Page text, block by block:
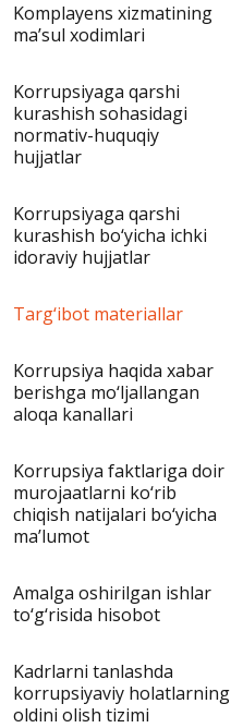
Komplayens xizmatining
maʼsul xodimlari
Korrupsiyaga qarshi
kurashish sohasidagi
normativ-huquqiy
hujjatlar
Korrupsiyaga qarshi
kurashish bo‘yicha ichki
idoraviy hujjatlar
Targ‘ibot materiallar
Korrupsiya haqida xabar
berishga mo‘ljallangan
aloqa kanallari
Korrupsiya faktlariga doir
murojaatlarni ko‘rib
chiqish natijalari bo‘yicha
maʼlumot
Amalga oshirilgan ishlar
to‘g‘risida hisobot
Kadrlarni tanlashda
korrupsiyaviy holatlarning
oldini olish tizimi